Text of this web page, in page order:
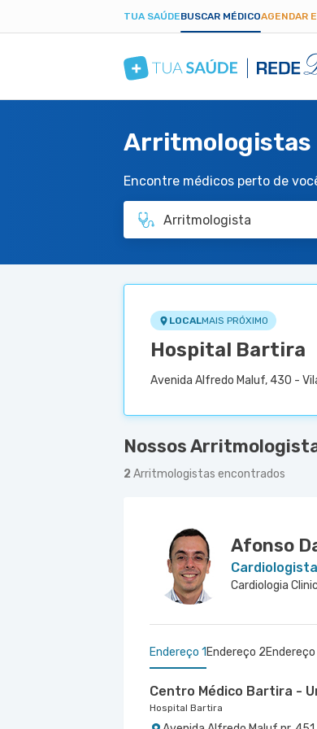
TUA SAÚDEBUSCAR MÉDICOAGENDAR
Arritmologistas
Encontre médicos perto de
LOCALMAIS PRÓXIMO
Hospital Bartira
Avenida Alfredo Maluf, 430 -
Nossos
2 Arritmologistas encontrados
Afonso
Cardiologista
Cardiologia
Endereço 1 Endereço 2
Centro Médico Bartira -
Hospital Bartira